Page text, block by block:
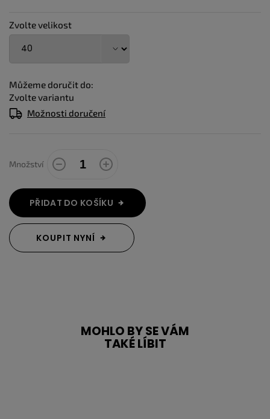
Zvolte velikost
Můžeme doručit do:
Zvolte variantu
Možnosti doručení
Množství
PŘIDAT DO KOŠÍKU
KOUPIT NYNÍ
MOHLO BY SE VÁM
TAKÉ LÍBIT